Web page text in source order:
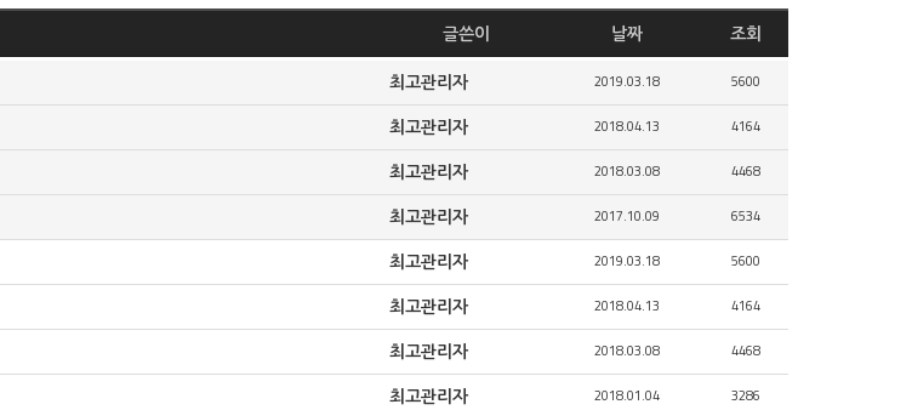
글쓴이 날짜
조회
최고관리자 2019.03.18 5600
최고관리자 2018.04.13 4164
최고관리자 2018.03.08 4468
최고관리자 2017.10.09 6534
최고관리자 2019.03.18 5600
최고관리자 2018.04.13 4164
최고관리자 2018.03.08 4468
최고관리자 2018.01.04 3286